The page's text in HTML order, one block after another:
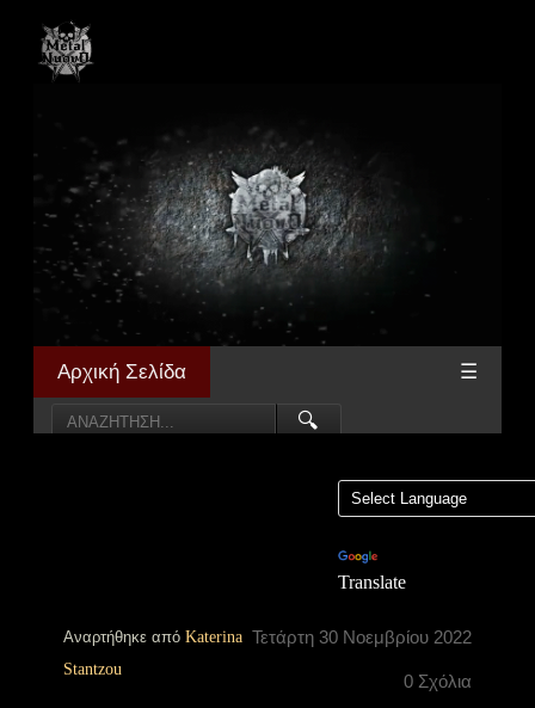
Αρχική Σελίδα ☰
🔍
Translate
Τετάρτη 30 Νοεμβρίου 2022
0 Σχόλια
Αναρτήθηκε από Katerina
Stantzou